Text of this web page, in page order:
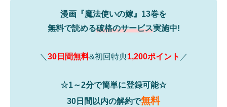
漫画『魔法使いの嫁』13巻を
無料で読める破格のサービス実施中!
＼ 30日間無料&初回特典1,200ポイント ／
☆1～2分で簡単に登録可能☆
30日間以内の解約で無料